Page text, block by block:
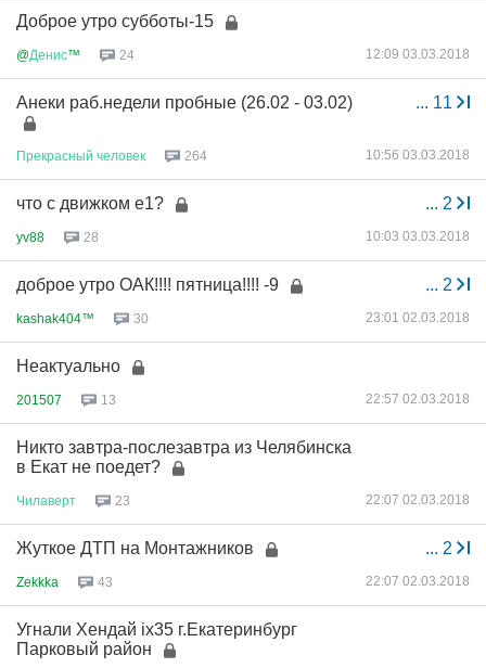
Доброе утро субботы-15
@Денис™ 24 12:09 03.03.2018
... 11
Анеки раб.недели пробные (26.02 - 03.02)
Прекрасный человек 264 10:56 03.03.2018
... 2
что с движком е1?
yv88 28 10:03 03.03.2018
... 2
доброе утро ОАК!!!! пятница!!!! -9
kashak404™ 30 23:01 02.03.2018
Неактуально
201507 13 22:57 02.03.2018
Никто завтра-послезавтра из Челябинска
в Екат не поедет?
Чилаверт 23 22:07 02.03.2018
... 2
Жуткое ДТП на Монтажников
Zekkka 43 22:07 02.03.2018
Угнали Хендай ix35 г.Екатеринбург
Парковый район